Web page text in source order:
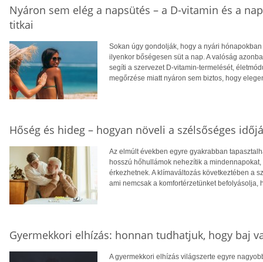
Nyáron sem elég a napsütés – a D-vitamin és a
titkai
Sokan úgy gondolják, hogy a nyári
ilyenkor bőségesen süt a nap. A valóság
segíti a szervezet D-vitamin-termelését,
megőrzése miatt nyáron sem biztos, hogy
Hőség és hideg – hogyan növeli a szélsőséges
Az elmúlt években egyre gyakrabban
hosszú hőhullámok nehezítik a
érkezhetnek. A klímaváltozás következtében a
ami nemcsak a komfortérzetünket
Gyermekkori elhízás: honnan tudhatjuk, hogy baj
A gyermekkori elhízás világszerte egyre